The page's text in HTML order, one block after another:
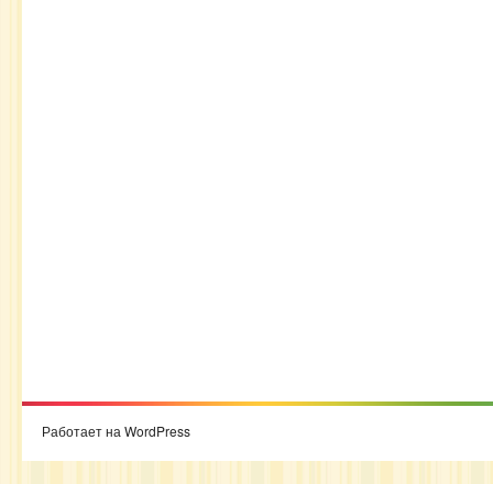
Работает на WordPress